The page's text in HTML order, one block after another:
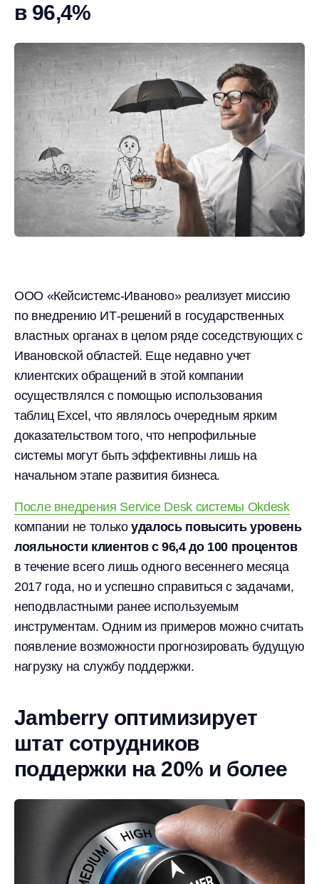
в 96,4%
ООО «Кейсистемс-Иваново» реализует миссию
по внедрению ИТ-решений в государственных
властных органах в целом ряде соседствующих с
Ивановской областей. Еще недавно учет
клиентских обращений в этой компании
осуществлялся с помощью использования
таблиц Excel, что являлось очередным ярким
доказательством того, что непрофильные
системы могут быть эффективны лишь на
начальном этапе развития бизнеса.
После внедрения Service Desk системы Okdesk
компании не толькоудалось повысить уровень
лояльности клиентов с 96,4 до 100 процентов
в течение всего лишь одного весеннего месяца
2017 года, но и успешно справиться с задачами,
неподвластными ранее используемым
инструментам. Одним из примеров можно считать
появление возможности прогнозировать будущую
нагрузку на службу поддержки.
Jamberry оптимизирует
штат сотрудников
поддержки на 20% и более